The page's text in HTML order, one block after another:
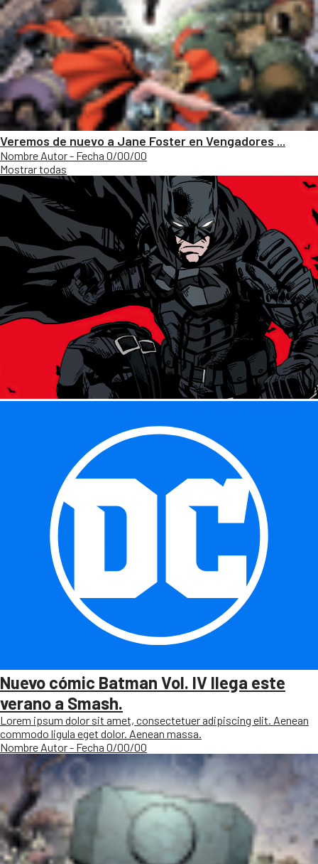
Veremos de nuevo a Jane Foster en Vengadores ...
Nombre Autor - Fecha 0/00/00
Mostrar todas
Nuevo cómic Batman Vol. IV llega este
verano a Smash.
Lorem ipsum dolor sit amet, consectetuer adipiscing elit. Aenean
commodo ligula eget dolor. Aenean massa.
Nombre Autor - Fecha 0/00/00